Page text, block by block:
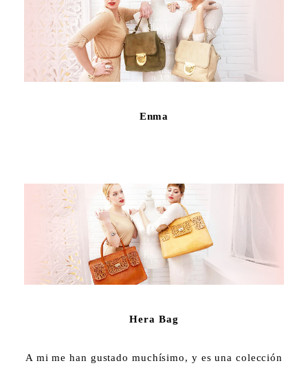
Enma
Hera Bag
A mi me han gustado muchísimo, y es una colección